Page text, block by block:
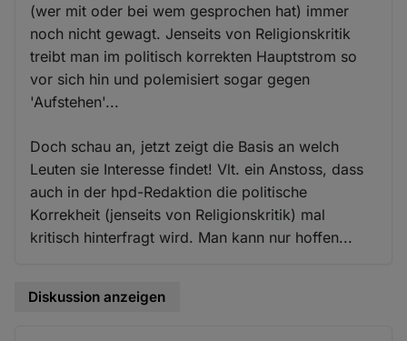
(wer mit oder bei wem gesprochen hat) immer
noch nicht gewagt. Jenseits von Religionskritik
treibt man im politisch korrekten Hauptstrom so
vor sich hin und polemisiert sogar gegen
'Aufstehen'...
Doch schau an, jetzt zeigt die Basis an welch
Leuten sie Interesse findet! Vlt. ein Anstoss, dass
auch in der hpd-Redaktion die politische
Korrekheit (jenseits von Religionskritik) mal
kritisch hinterfragt wird. Man kann nur hoffen...
Diskussion anzeigen